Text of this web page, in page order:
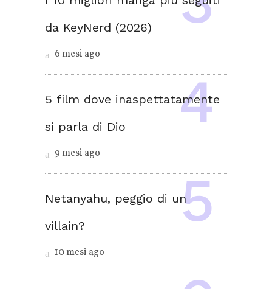
da KeyNerd (2026)
6 mesi ago
5 film dove inaspettatamente
si parla di Dio
9 mesi ago
Netanyahu, peggio di un
villain?
10 mesi ago